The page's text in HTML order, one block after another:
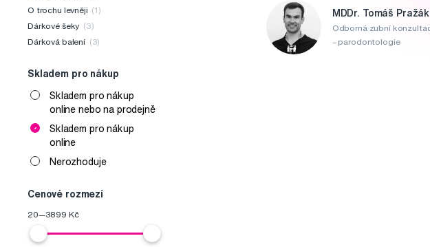
O trochu levněji (1)
Dárkové šeky (3)
Dárková balení (3)
Skladem pro nákup
Skladem pro nákup
online nebo na prodejně
Skladem pro nákup
online
Nerozhoduje
Cenové rozmezí
20—3899 Kč
MDDr. Tomáš Pražák
Odborná zubní
– parodontologie